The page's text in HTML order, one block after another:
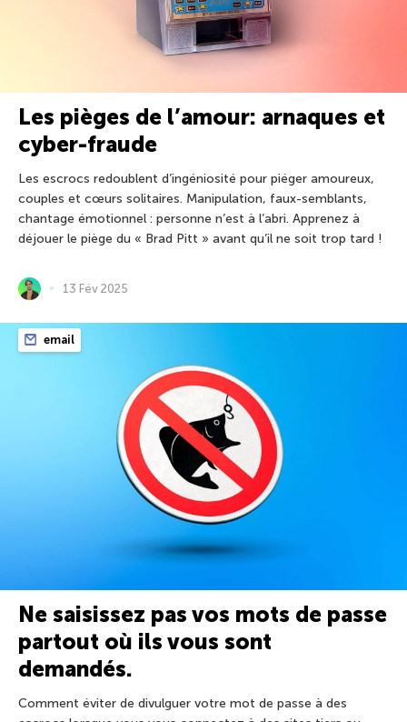
Les pièges de l’amour: arnaques et
cyber-fraude
Les escrocs redoublent d’ingéniosité pour piéger amoureux,
couples et cœurs solitaires. Manipulation, faux-semblants,
chantage émotionnel : personne n’est à l’abri. Apprenez à
déjouer le piège du « Brad Pitt » avant qu’il ne soit trop tard !
13 Fév 2025
email
Ne saisissez pas vos mots de passe
partout où ils vous sont
demandés.
Comment éviter de divulguer votre mot de passe à des